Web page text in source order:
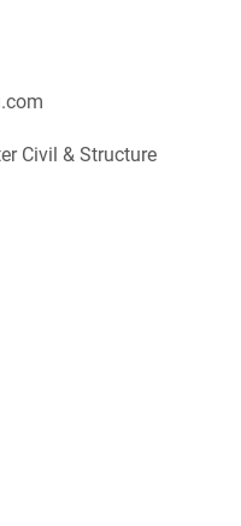
Civil & Structure